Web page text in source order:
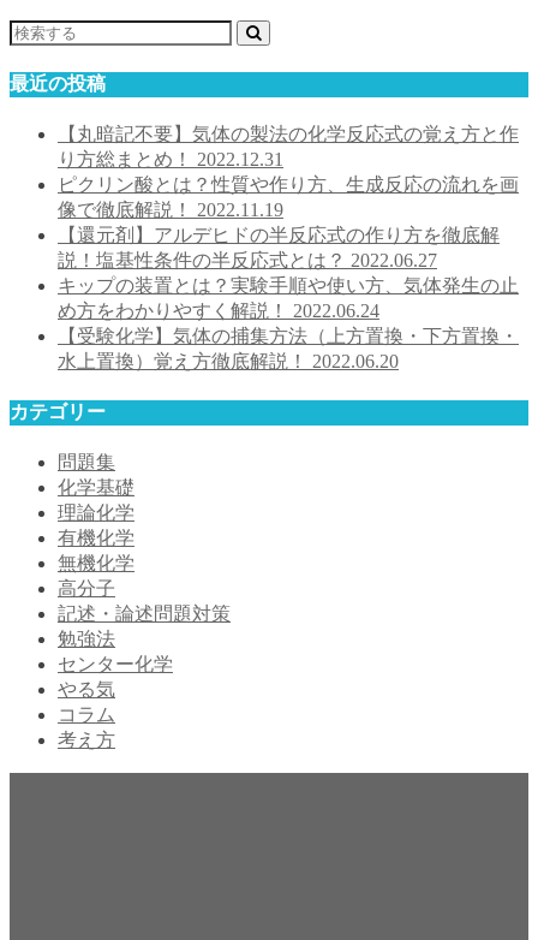
最近の投稿
【丸暗記不要】気体の製法の化学反応式の覚え方と作
り方総まとめ！ 2022.12.31
ピクリン酸とは？性質や作り方、生成反応の流れを画
像で徹底解説！ 2022.11.19
【還元剤】アルデヒドの半反応式の作り方を徹底解
説！塩基性条件の半反応式とは？ 2022.06.27
キップの装置とは？実験手順や使い方、気体発生の止
め方をわかりやすく解説！ 2022.06.24
【受験化学】気体の捕集方法（上方置換・下方置換・
水上置換）覚え方徹底解説！ 2022.06.20
カテゴリー
問題集
化学基礎
理論化学
有機化学
無機化学
高分子
記述・論述問題対策
勉強法
センター化学
やる気
コラム
考え方